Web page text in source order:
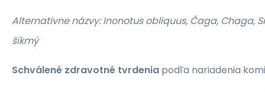
Alternatívne názvy: Inonotus obliquus, Čaga, Chaga,
šikmý
Schválené zdravotné tvrdenia podľa nariadenia